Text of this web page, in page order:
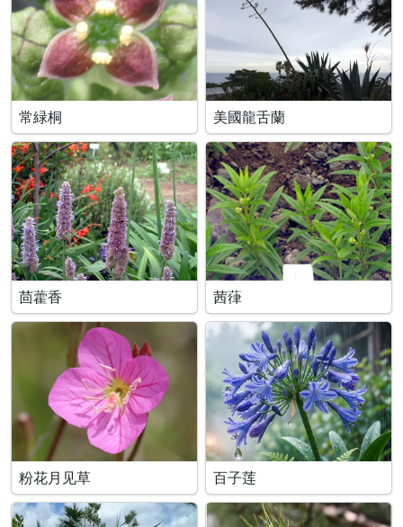
常緑桐 美國龍舌蘭
茴藿香 茜葎
粉花月见草 百子莲